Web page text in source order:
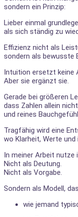
sondern ein Prinzip:
Lieber einmal
als sich ständig zu
Effizienz nicht als
sondern als bewusste
Intuition ersetzt keine
Aber sie ergänzt sie.
Gerade bei größeren
dass Zahlen allein
und reines
Tragfähig wird eine
wo Klarheit, Werte
In meiner Arbeit nutze
Nicht als Deutung.
Nicht als Vorgabe.
Sondern als Modell,
wie jemand